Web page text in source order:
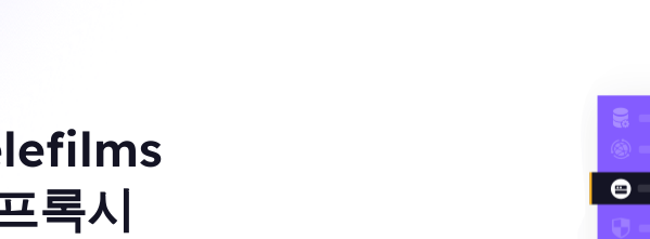
록시